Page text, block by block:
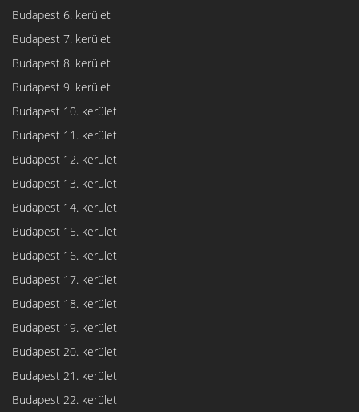
Budapest 6. kerület
Budapest 7. kerület
Budapest 8. kerület
Budapest 9. kerület
Budapest 10. kerület
Budapest 11. kerület
Budapest 12. kerület
Budapest 13. kerület
Budapest 14. kerület
Budapest 15. kerület
Budapest 16. kerület
Budapest 17. kerület
Budapest 18. kerület
Budapest 19. kerület
Budapest 20. kerület
Budapest 21. kerület
Budapest 22. kerület